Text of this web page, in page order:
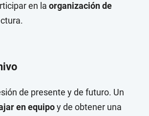
en la organización de
de presente y de futuro. Un
en equipoy de obtener una